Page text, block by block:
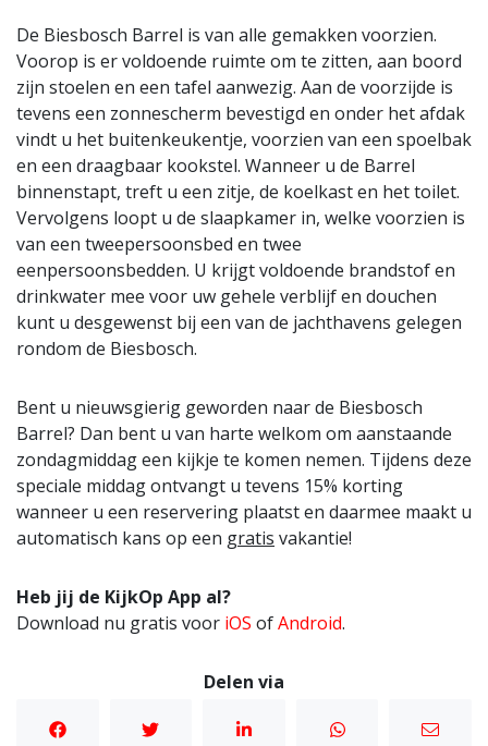
De Biesbosch Barrel is van alle gemakken voorzien.
Voorop is er voldoende ruimte om te zitten, aan boord
zijn stoelen en een tafel aanwezig. Aan de voorzijde is
tevens een zonnescherm bevestigd en onder het afdak
vindt u het buitenkeukentje, voorzien van een spoelbak
en een draagbaar kookstel. Wanneer u de Barrel
binnenstapt, treft u een zitje, de koelkast en het toilet.
Vervolgens loopt u de slaapkamer in, welke voorzien is
van een tweepersoonsbed en twee
eenpersoonsbedden. U krijgt voldoende brandstof en
drinkwater mee voor uw gehele verblijf en douchen
kunt u desgewenst bij een van de jachthavens gelegen
rondom de Biesbosch.
Bent u nieuwsgierig geworden naar de Biesbosch
Barrel? Dan bent u van harte welkom om aanstaande
zondagmiddag een kijkje te komen nemen. Tijdens deze
speciale middag ontvangt u tevens 15% korting
wanneer u een reservering plaatst en daarmee maakt u
automatisch kans op een gratis vakantie!
Heb jij de KijkOp App al?
Download nu gratis voor iOS ofAndroid.
Delen via